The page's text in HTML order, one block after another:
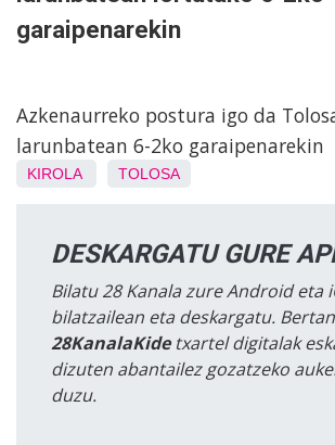
garaipenarekin
Azkenaurreko postura igo da
larunbatean 6-2ko garaipenarekin
KIROLA TOLOSA
DESKARGATU GURE
Bilatu 28 Kanala zure Android eta
bilatzailean eta deskargatu. Bertan
28KanalaKidetxartel digitalak
dizuten abantailez gozatzeko
duzu.